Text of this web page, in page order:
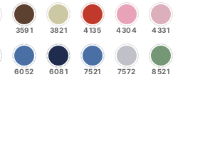
3591 3821 4135 4304 4331
6052 6081 7521 7572 8521